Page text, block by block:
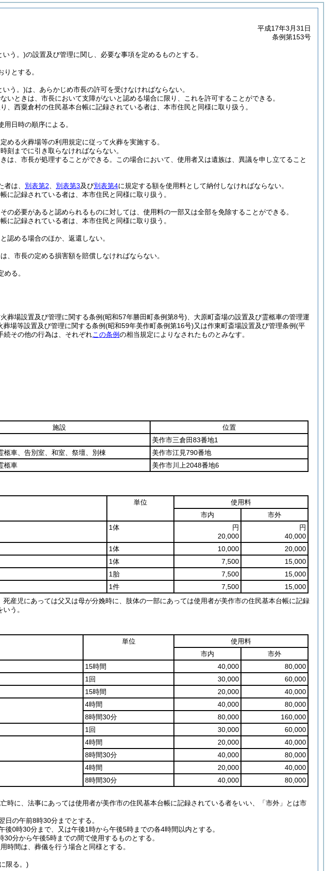
平成17年3月31日
条例第153号
いう。)の設置及び管理に関し、必要な事項を定めるものとする。
りとする。
いう。)は、あらかじめ市長の許可を受けなければならない。
いときは、市長において支障がないと認める場合に限り、これを許可することができる。
、西粟倉村の住民基本台帳に記録されている者は、本市住民と同様に取り扱う。
用日時の順序による。
める火葬場等の利用規定に従って火葬を実施する。
刻までに引き取らなければならない。
は、市長が処理することができる。
この場合において、使用者又は遺族は、異議を申し立てること
は、 別表第2 別表第3及び別表第4に規定する額を使用料として納付しなければならない。
に記録されている者は、本市住民と同様に取り扱う。
の必要があると認められるものに対しては、使用料の一部又は全部を免除することができる。
に記録されている者は、本市住民と同様に取り扱う。
認める場合のほか、返還しない。
、市長の定める損害額を賠償しなければならない。
る。
葬場設置及び管理に関する条例(昭和57年勝田町条例第8号) 、大原町斎場の設置及び霊柩車の管理運
葬場等設置及び管理に関する条例(昭和59年美作町条例第16号)又は作東町斎場設置及び管理条例(平
続その他の行為は、それぞれこの条例の相当規定によりなされたものとみなす。
施設
位置
美作市三倉田83番地1
柩車、告別室、和室、祭壇、別棟
美作市江見790番地
柩車
美作市川上2048番地6
単位
使用料
市内
市外
1体
円
20,000
円
40,000
1体 10,000
20,000
1体 7,500
15,000
1胎 7,500
15,000
1件 7,500
15,000
産児にあっては父又は母が分娩時に、肢体の一部にあっては使用者が美作市の住民基本台帳に記録
う。
単位
使用料
市内
市外
15時間 40,000
80,000
1回 30,000
60,000
15時間 20,000
40,000
4時間 40,000
80,000
8時間30分
80,000
160,000
1回 30,000
60,000
4時間 20,000
40,000
8時間30分
40,000
80,000
4時間 20,000
40,000
8時間30分
40,000
80,000
に、法事にあっては使用者が美作市の住民基本台帳に記録されている者をいい、「市外」とは市
の午前8時30分までとする。
0時30分まで、又は午後1時から午後5時までの各4時間以内とする。
分から午後5時までの間で使用するものとする。
間は、葬儀を行う場合と同様とする。
限る。)